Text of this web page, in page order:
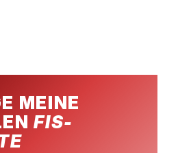
MEINE
FIS-